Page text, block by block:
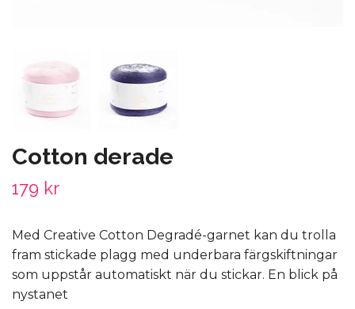
Cotton derade
179 kr
Med Creative Cotton Degradé-garnet kan du trolla
fram stickade plagg med underbara färgskiftningar
som uppstår automatiskt när du stickar. En blick på
nystanet